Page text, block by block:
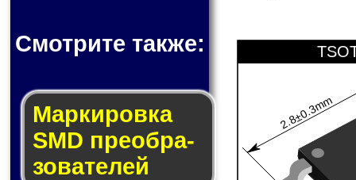
Смотрите также:
Мар­ки­ров­ка
SMD пре­об­ра­
зо­ва­те­лей
2.8±0.3mm